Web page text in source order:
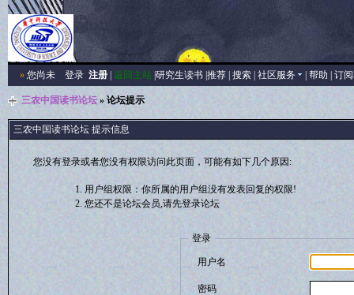
»您尚未 登录 注册| 返回主站| 研究生读书| 推荐| 搜索| 社区服务 帮助 订
三农中国读书论坛» 论坛提示
三农中国读书论坛 提示信息
您没有登录或者您没有权限访问此页面，可能有如下几个原因:
用户组权限：你所属的用户组没有发表回复的权限!
您还不是论坛会员,请先登录论坛
登录
用户名
密码